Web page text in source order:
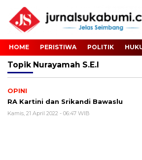
HOME PERISTIWA POLITIK
Topik Nurayamah S.E.I
OPINI
RA Kartini dan Srikandi Bawaslu
Kamis, 21 April 2022 - 06:47 WIB